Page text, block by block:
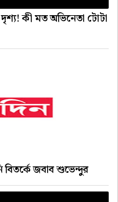
কী মত অভিনেতা টোটা
জবাব শুভেন্দুর